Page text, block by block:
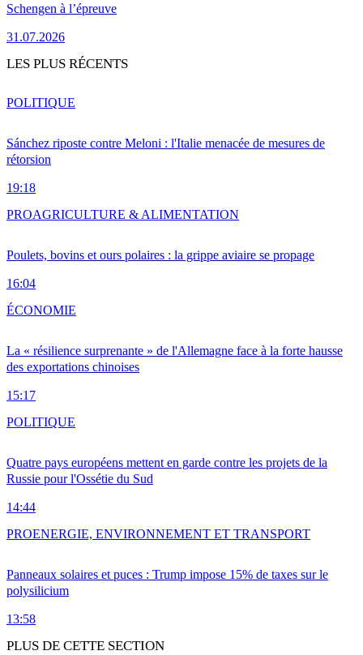
Schengen à l’épreuve
31.07.2026
LES PLUS RÉCENTS
Sánchez riposte contre Meloni : l'Italie menacée de mesures de
rétorsion
19:18
POLITIQUE
Poulets, bovins et ours polaires : la grippe aviaire se propage
16:04
PROAGRICULTURE & ALIMENTATION
La « résilience surprenante » de l'Allemagne face à la forte hausse
des exportations chinoises
15:17
ÉCONOMIE
Quatre pays européens mettent en garde contre les projets de la
Russie pour l'Ossétie du Sud
14:44
POLITIQUE
Panneaux solaires et puces : Trump impose 15% de taxes sur le
polysilicium
13:58
PROENERGIE, ENVIRONNEMENT ET TRANSPORT
PLUS DE CETTE SECTION